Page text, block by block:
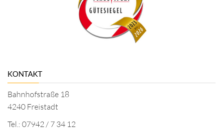
KONTAKT
Bahnhofstraße 18
4240 Freistadt
Tel.: 07942 / 7 34 12